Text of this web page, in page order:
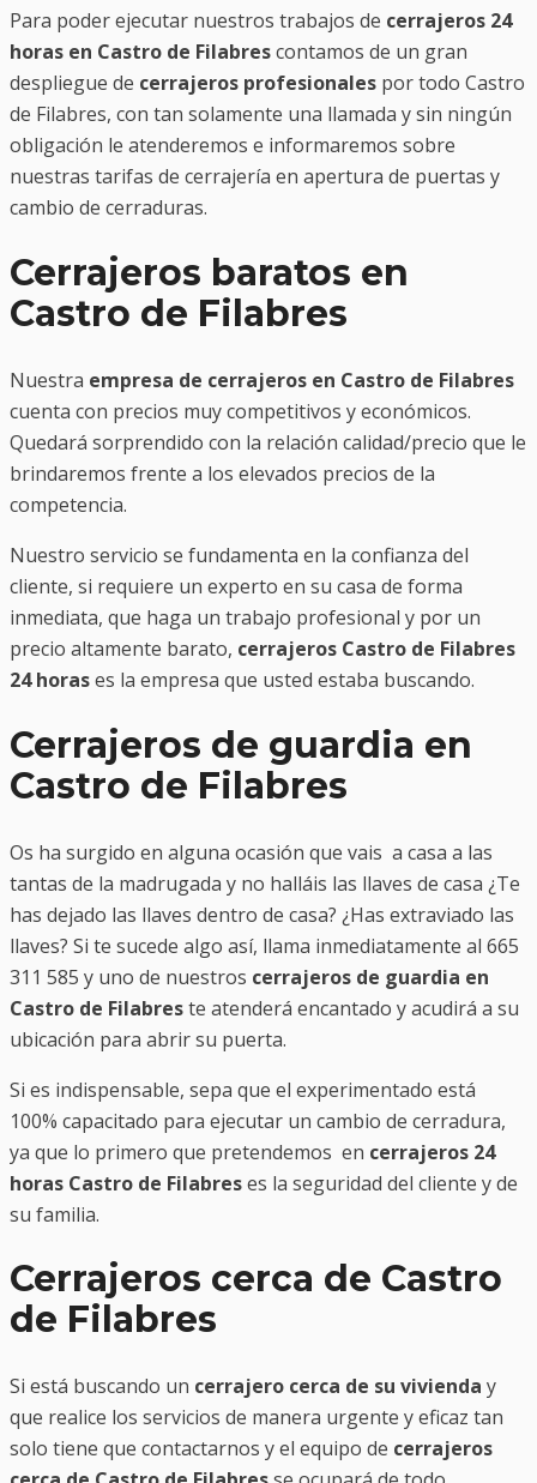
Para poder ejecutar nuestros trabajos de cerrajeros 24
horas en Castro de Filabrescontamos de un gran
despliegue de cerrajeros profesionales por todo Castro
de Filabres, con tan solamente una llamada y sin ningún
obligación le atenderemos e informaremos sobre
nuestras tarifas de cerrajería en apertura de puertas y
cambio de cerraduras.
Cerrajeros baratos en
Castro de Filabres
Nuestra empresa de cerrajeros en Castro de Filabres
cuenta con precios muy competitivos y económicos.
Quedará sorprendido con la relación calidad/precio que le
brindaremos frente a los elevados precios de la
competencia.
Nuestro servicio se fundamenta en la confianza del
cliente, si requiere un experto en su casa de forma
inmediata, que haga un trabajo profesional y por un
precio altamente barato, cerrajeros Castro de Filabres
24 horases la empresa que usted estaba buscando.
Cerrajeros de guardia en
Castro de Filabres
Os ha surgido en alguna ocasión que vais a casa a las
tantas de la madrugada y no halláis las llaves de casa ¿Te
has dejado las llaves dentro de casa? ¿Has extraviado las
llaves? Si te sucede algo así, llama inmediatamente al 665
311 585 y uno de nuestros cerrajeros de guardia en
Castro de Filabreste atenderá encantado y acudirá a su
ubicación para abrir su puerta.
Si es indispensable, sepa que el experimentado está
100% capacitado para ejecutar un cambio de cerradura,
ya que lo primero que pretendemos en cerrajeros 24
horas Castro de Filabreses la seguridad del cliente y de
su familia.
Cerrajeros cerca de Castro
de Filabres
Si está buscando un cerrajero cerca de su vivienda y
que realice los servicios de manera urgente y eficaz tan
solo tiene que contactarnos y el equipo de cerrajeros